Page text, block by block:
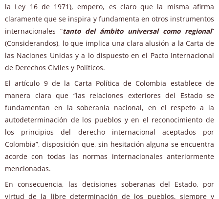
la Ley 16 de 1971), empero, es claro que la misma afirma
claramente que se inspira y fundamenta en otros instrumentos
internacionales “tanto del ámbito universal como regional”
(Considerandos), lo que implica una clara alusión a la Carta de
las Naciones Unidas y a lo dispuesto en el Pacto Internacional
de Derechos Civiles y Políticos.
El artículo 9 de la Carta Política de Colombia establece de
manera clara que “las relaciones exteriores del Estado se
fundamentan en la soberanía nacional, en el respeto a la
autodeterminación de los pueblos y en el reconocimiento de
los principios del derecho internacional aceptados por
Colombia”, disposición que, sin hesitación alguna se encuentra
acorde con todas las normas internacionales anteriormente
mencionadas.
En consecuencia, las decisiones soberanas del Estado, por
virtud de la libre determinación de los pueblos, siempre y